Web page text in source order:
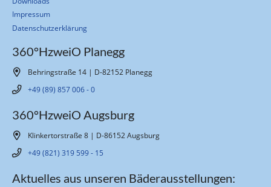
Impressum
Datenschutzerklärung
360°HzweiO Planegg
Behringstraße 14 | D-82152 Planegg
+49 (89) 857 006 - 0
360°HzweiO Augsburg
Klinkertorstraße 8 | D-86152 Augsburg
+49 (821) 319 599 - 15
Aktuelles aus unseren Bäderausstellungen: